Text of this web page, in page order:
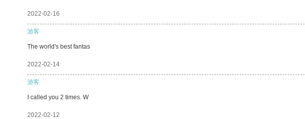
2022-02-16
游客
The world's best fantas
2022-02-14
游客
I called you 2 times. W
2022-02-12